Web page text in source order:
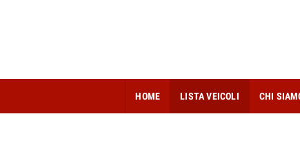
HOME LISTA VEICOLI CHI